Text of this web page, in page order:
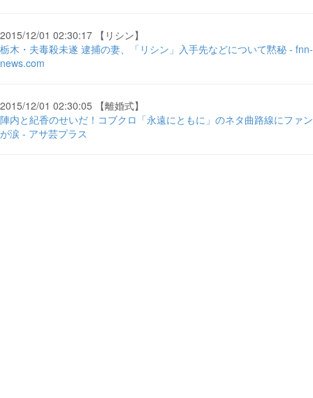
2015/12/01 02:30:17 【リシン】
栃木・夫毒殺未遂 逮捕の妻、「リシン」入手先などについて黙秘 - fnn-
news.com
2015/12/01 02:30:05 【離婚式】
陣内と紀香のせいだ！コブクロ「永遠にともに」のネタ曲路線にファン
が涙 - アサ芸プラス